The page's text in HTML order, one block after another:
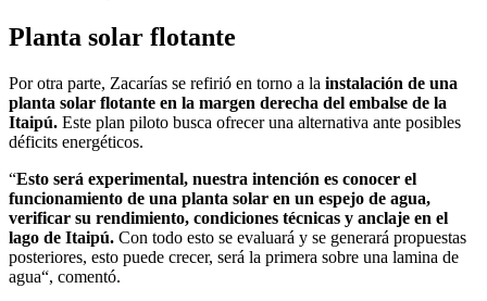
Planta solar flotante
Por otra parte, Zacarías se refirió en torno a la instalación de una
planta solar flotante en la margen derecha del embalse de la
Itaipú. Este plan piloto busca ofrecer una alternativa ante posibles
déficits energéticos.
“Esto será experimental, nuestra intención es conocer el
funcionamiento de una planta solar en un espejo de agua,
verificar su rendimiento, condiciones técnicas y anclaje en el
lago de Itaipú. Con todo esto se evaluará y se generará propuestas
posteriores, esto puede crecer, será la primera sobre una lamina de
agua“, comentó.